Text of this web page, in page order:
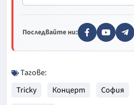
Последвайте ни:
Тагове:
Tricky
Концерт София